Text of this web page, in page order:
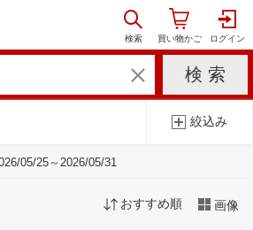
絞込み
05/25～2026/05/31
おすすめ順 画像